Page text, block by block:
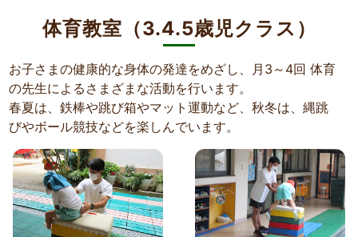
体育教室（3.4.5歳児クラス）
お子さまの健康的な身体の発達をめざし、月3～4回 体育
の先生によるさまざまな活動を行います。
春夏は、鉄棒や跳び箱やマット運動など、秋冬は、縄跳
びやボール競技などを楽しんでいます。